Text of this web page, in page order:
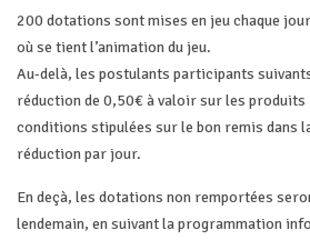
200 dotations sont mises en jeu chaque
où se tient l’animation du jeu.
Au-delà, les postulants participants
réduction de 0,50€ à valoir sur les produits
conditions stipulées sur le bon remis dans
réduction par jour.
En deçà, les dotations non remportées
lendemain, en suivant la programmation